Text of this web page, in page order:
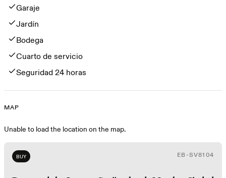
Garaje
Jardín
Bodega
Cuarto de servicio
Seguridad 24 horas
Map
MAP
Unable to load the location on the map.
BUY EB-SV8104